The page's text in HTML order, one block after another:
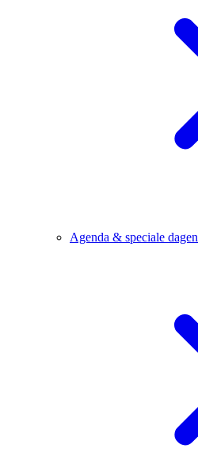
Agenda & speciale dagen